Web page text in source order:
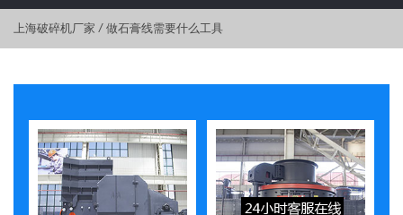
上海破碎机厂家 / 做石膏线需要什么工具